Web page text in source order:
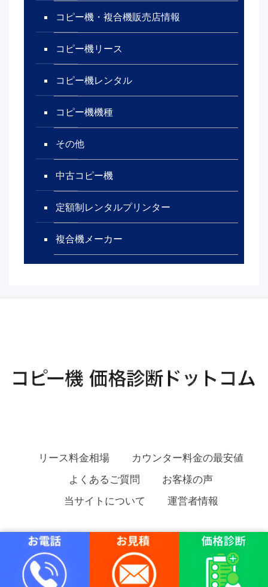
コピー機・複合機販売店情報
コピー機リース
コピー機レンタル
コピー機機種
その他
中古コピー機
定額制レンタルプリンター
複合機メーカー
リース料金相場
カウンター料金の最安値
よくあるご質問
お客様の声
当サイトについて
運営者情報
コピー機 価格診断ドットコム Copyright